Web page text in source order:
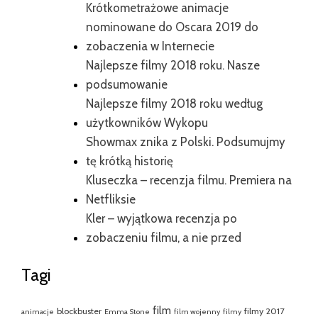
Krótkometrażowe animacje
nominowane do Oscara 2019 do
zobaczenia w Internecie
Najlepsze filmy 2018 roku. Nasze
podsumowanie
Najlepsze filmy 2018 roku według
użytkowników Wykopu
Showmax znika z Polski. Podsumujmy
tę krótką historię
Kluseczka – recenzja filmu. Premiera na
Netfliksie
Kler – wyjątkowa recenzja po
zobaczeniu filmu, a nie przed
Tagi
animacje blockbuster Emma Stone film film wojenny filmy filmy 2017